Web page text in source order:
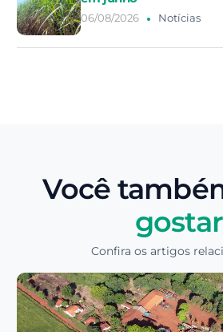
06/08/2026 Notícias
Você
gostar
Confira os artigos